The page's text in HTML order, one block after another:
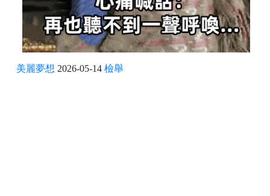
美麗夢想 2026-05-14 檢舉